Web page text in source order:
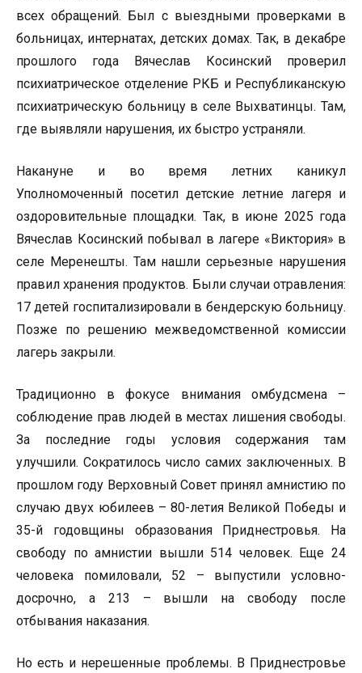
всех обращений. Был с выездными проверками в
больницах, интернатах, детских домах. Так, в декабре
прошлого года Вячеслав Косинский проверил
психиатрическое отделение РКБ и Республиканскую
психиатрическую больницу в селе Выхватинцы. Там,
где выявляли нарушения, их быстро устраняли.
Накануне и во время летних каникул
Уполномоченный посетил детские летние лагеря и
оздоровительные площадки. Так, в июне 2025 года
Вячеслав Косинский побывал в лагере «Виктория» в
селе Меренешты. Там нашли серьезные нарушения
правил хранения продуктов. Были случаи отравления:
17 детей госпитализировали в бендерскую больницу.
Позже по решению межведомственной комиссии
лагерь закрыли.
Традиционно в фокусе внимания омбудсмена –
соблюдение прав людей в местах лишения свободы.
За последние годы условия содержания там
улучшили. Сократилось число самих заключенных. В
прошлом году Верховный Совет принял амнистию по
случаю двух юбилеев – 80-летия Великой Победы и
35-й годовщины образования Приднестровья. На
свободу по амнистии вышли 514 человек. Еще 24
человека помиловали, 52 – выпустили условно-
досрочно, а 213 – вышли на свободу после
отбывания наказания.
Но есть и нерешенные проблемы. В Приднестровье